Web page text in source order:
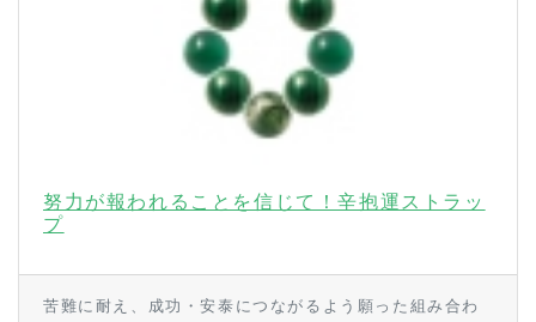
努力が報われることを信じて！辛抱運ストラッ
プ
苦難に耐え、成功・安泰につながるよう願った組み合わ